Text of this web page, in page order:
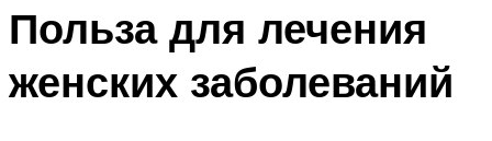
Польза для лечения
женских заболеваний